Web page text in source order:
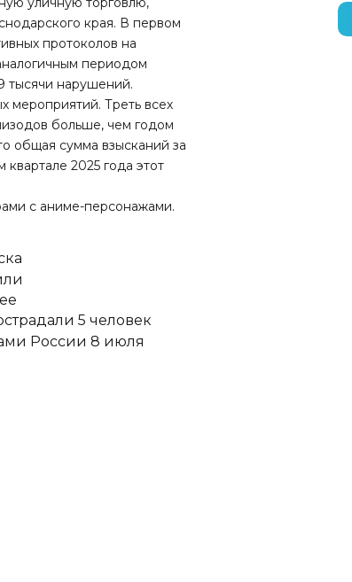
края. В первом
протоколов на
периодом
тысячи нарушений.
мероприятий. Треть всех
больше, чем годом
общая сумма взысканий за
2025 года этот
с аниме-персонажами.
5 человек
России 8 июля